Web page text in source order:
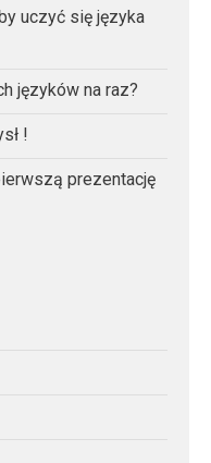
uczyć się języka
języków na raz?
!
prezentację